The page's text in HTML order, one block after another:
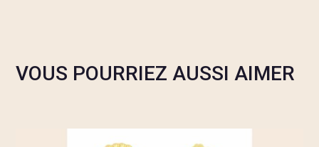
VOUS POURRIEZ AUSSI AIMER